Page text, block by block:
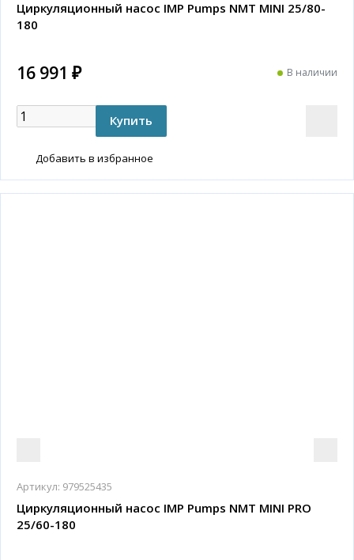
Циркуляционный насос IMP Pumps NMT MINI 25/80-
180
16 991 ₽ В наличии
Добавить в избранное
Артикул: 979525435
Циркуляционный насос IMP Pumps NMT MINI PRO
25/60-180